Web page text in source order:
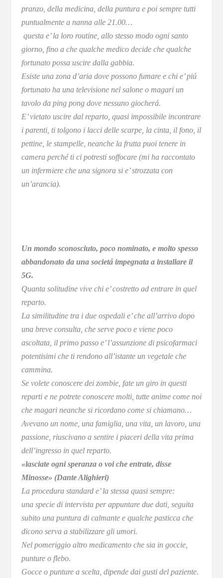
pranzo, della medicina, della puntura e poi sempre tutti
puntualmente a nanna alle 21.00…
questa e’ la loro routine, allo stesso modo ogni santo
giorno, fino a che qualche medico decide che qualche
fortunato possa uscire dalla gabbia.
Esiste una zona d’aria dove possono fumare e chi e’ piú
fortunato ha una televisione nel salone o magari un
tavolo da ping pong dove nessuno giocherá.
E’ vietato uscire dal reparto, quasi impossibile incontrare
i parenti, ti tolgono i lacci delle scarpe, la cinta, il fono, il
pettine, le stampelle, neanche la frutta puoi tenere in
camera perché ti ci potresti soffocare (mi ha raccontato
un infermiere che una signora si e’ strozzata con
un’arancia).
Un mondo sconosciuto, poco nominato, e molto spesso
abbandonato da una societá impegnata a installare il
5G.
Quanta solitudine vive chi e’ costretto ad entrare in quel
reparto.
La similitudine tra i due ospedali e’ che all’arrivo dopo
una breve consulta, che serve poco e viene poco
ascoltata, il primo passo e’ l’assunzione di psicofarmaci
potentisimi che ti rendono all’istante un vegetale che
cammina.
Se volete conoscere dei zombie, fate un giro in questi
reparti e ne potrete conoscere molti, tutte anime come noi
che magari neanche si ricordano come si chiamano…
Avevano un nome, una famiglia, una vita, un lavoro, una
passione, riuscivano a sentire i piaceri della vita prima
dell’ingresso in quel reparto.
«lasciate ogni speranza o voi che entrate, disse
Minosse» (Dante Alighieri)
La procedura standard e’ la stessa quasi sempre:
una specie di intervista per appuntare due dati, seguita
subito una puntura di calmante e qualche pasticca che
dicono serva a stabilizzare gli umori.
Nel pomeriggio altro medicamento che sia in goccie,
punture o flebo.
Gocce o punture a scelta, dipende dai gusti del paziente.